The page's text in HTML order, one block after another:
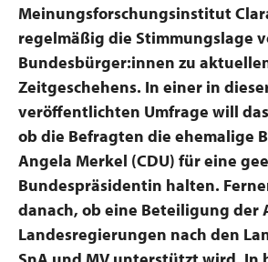
Meinungsforschungsinstitut
regelmäßig die Stimmungslage
Bundesbürger:innen zu
Zeitgeschehens. In einer in
veröffentlichten Umfrage will
ob die Befragten die ehemalige
Angela Merkel (CDU) für eine
Bundespräsidentin halten.
danach, ob eine Beteiligung der
Landesregierungen nach den